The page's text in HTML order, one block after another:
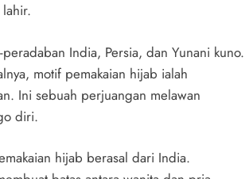
India, Persia, dan Yunani kuno.
motif pemakaian hijab ialah
Ini sebuah perjuangan melawan
diri.
hijab berasal dari India.